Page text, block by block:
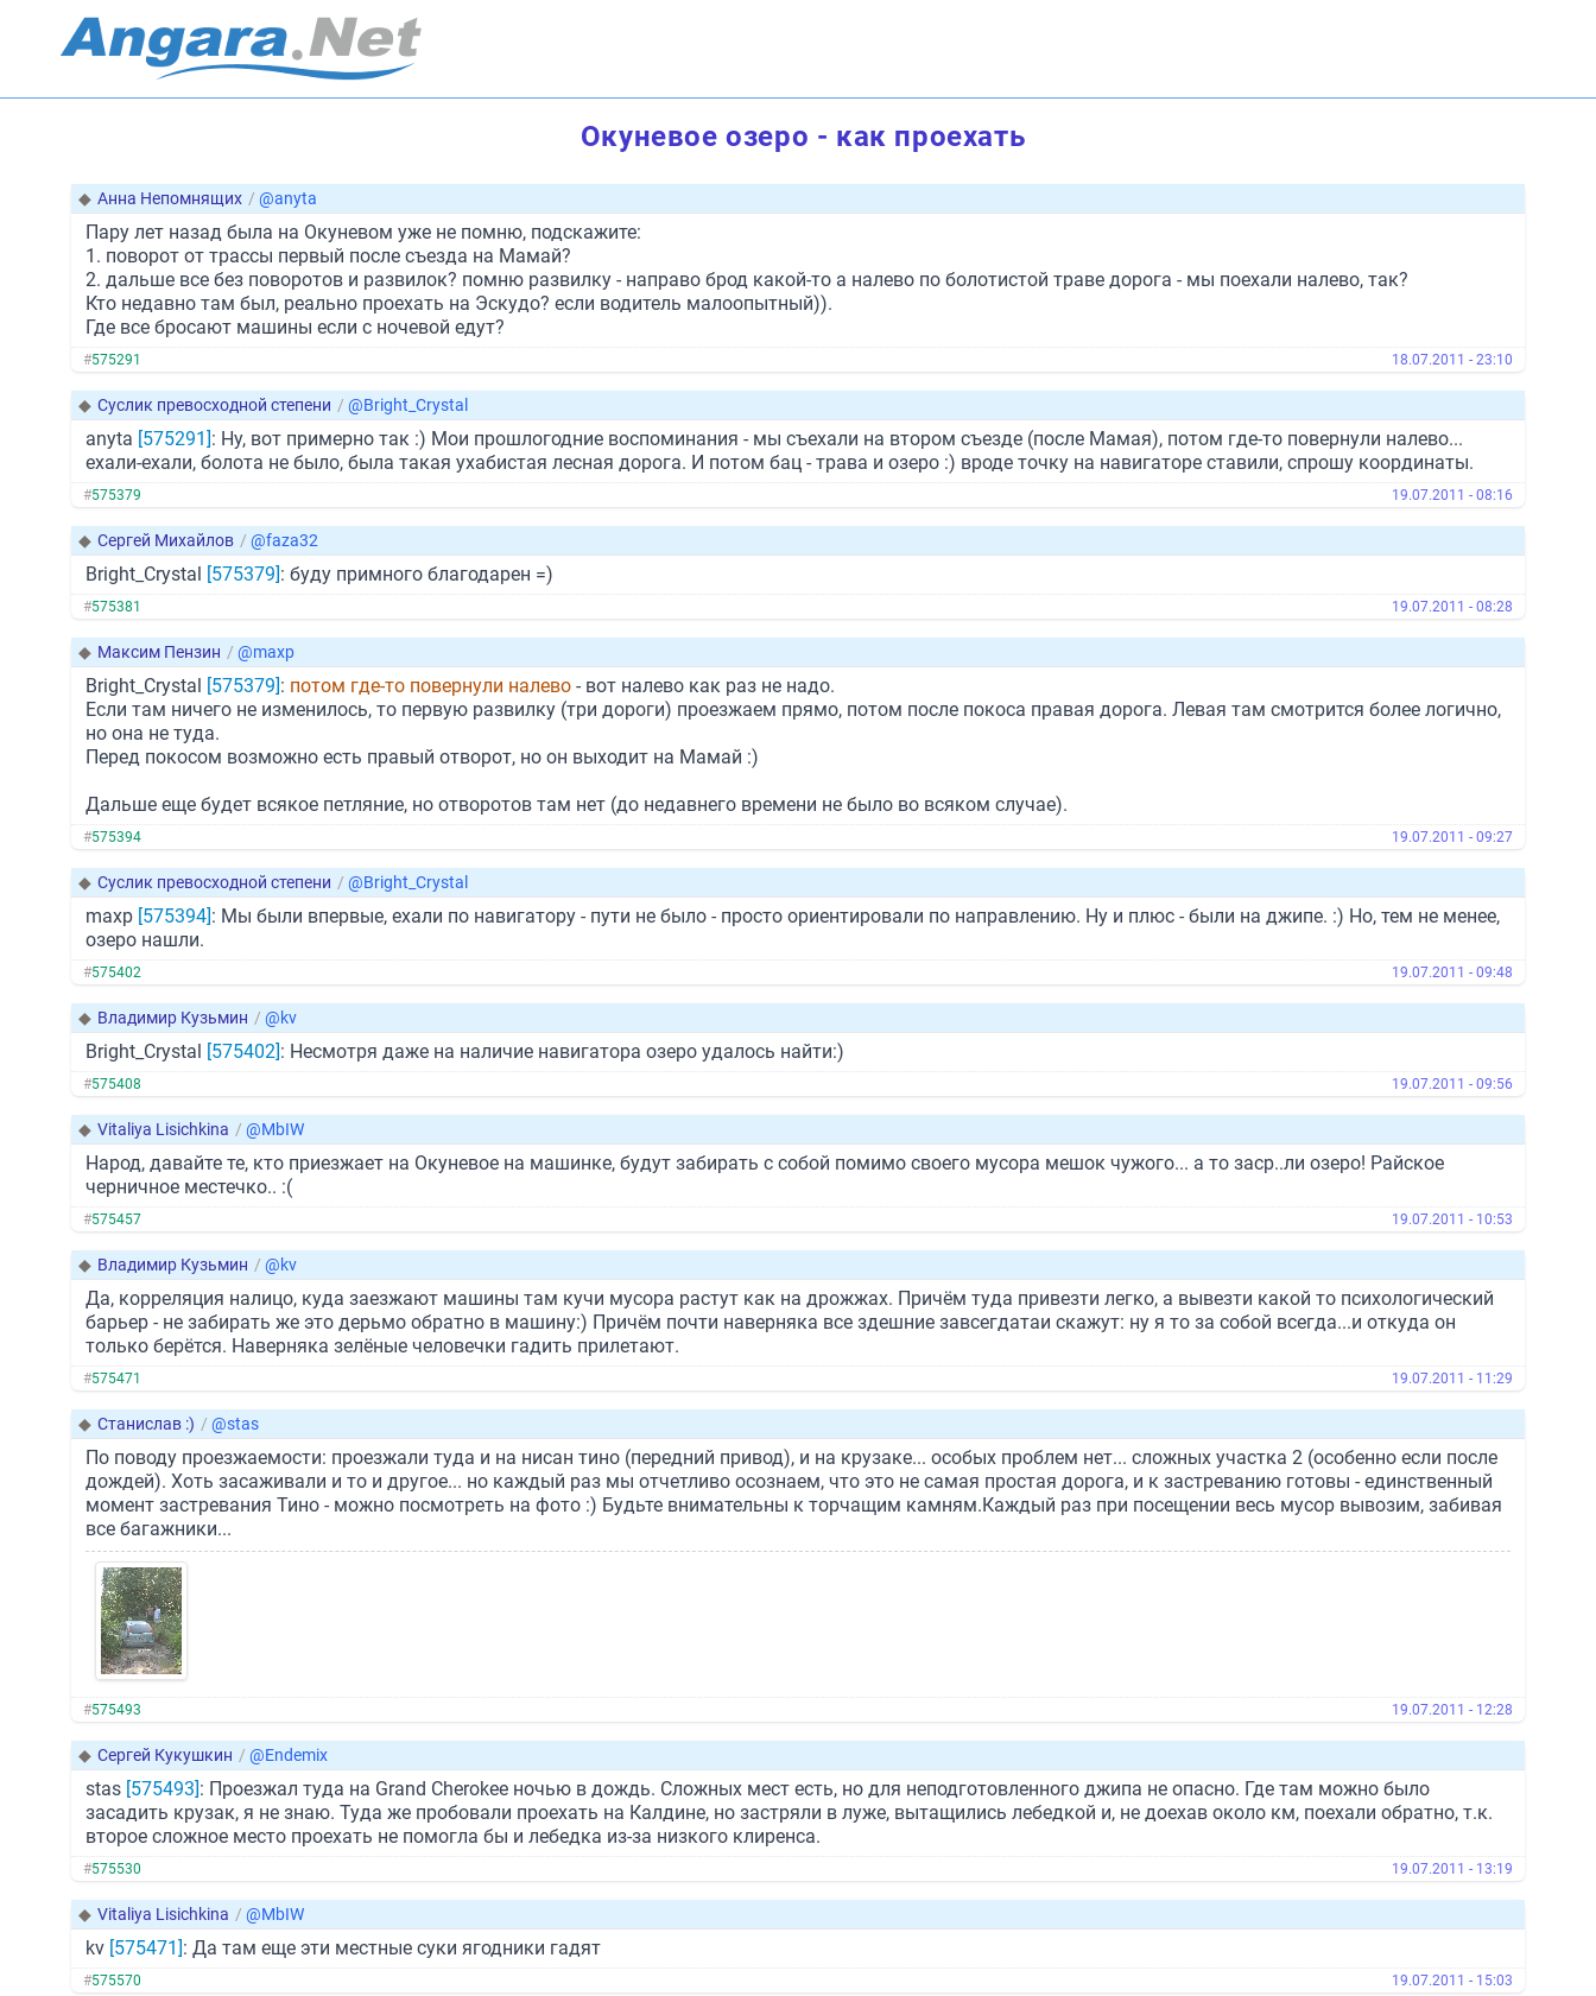
Окуневое озеро - как проехать
◆ Анна Непомнящих / @anyta
Пару лет назад была на Окуневом уже не помню, подскажите:
1. поворот от трассы первый после съезда на Мамай?
2. дальше все без поворотов и развилок? помню развилку - направо брод какой-то а налево по болотистой траве дорога - мы поехали налево, так?
Кто недавно там был, реально проехать на Эскудо? если водитель малоопытный)).
Где все бросают машины если с ночевой едут?
#575291 18.07.2011 - 23:10
◆ Суслик превосходной степени / @Bright_Crystal
anyta [575291]: Ну, вот примерно так :) Мои прошлогодние воспоминания - мы съехали на втором съезде (после Мамая), потом где-то повернули налево...
ехали-ехали, болота не было, была такая ухабистая лесная дорога. И потом бац - трава и озеро :) вроде точку на навигаторе ставили, спрошу координаты.
#575379 19.07.2011 - 08:16
◆ Сергей Михайлов / @faza32
Bright_Crystal [575379]: буду примного благодарен =)
#575381 19.07.2011 - 08:28
◆ Максим Пензин / @maxp
Bright_Crystal [575379]: потом где-то повернули налево - вот налево как раз не надо.
Если там ничего не изменилось, то первую развилку (три дороги) проезжаем прямо, потом после покоса правая дорога. Левая там смотрится более логично,
но она не туда.
Перед покосом возможно есть правый отворот, но он выходит на Мамай :)
Дальше еще будет всякое петляние, но отворотов там нет (до недавнего времени не было во всяком случае).
#575394 19.07.2011 - 09:27
◆ Суслик превосходной степени / @Bright_Crystal
maxp [575394]: Мы были впервые, ехали по навигатору - пути не было - просто ориентировали по направлению. Ну и плюс - были на джипе. :) Но, тем не менее,
озеро нашли.
#575402 19.07.2011 - 09:48
◆ Владимир Кузьмин / @kv
Bright_Crystal [575402]: Несмотря даже на наличие навигатора озеро удалось найти:)
#575408 19.07.2011 - 09:56
◆ Vitaliya Lisichkina / @MbIW
Народ, давайте те, кто приезжает на Окуневое на машинке, будут забирать с собой помимо своего мусора мешок чужого... а то заср..ли озеро! Райское
черничное местечко.. :(
#575457 19.07.2011 - 10:53
◆ Владимир Кузьмин / @kv
Да, корреляция налицо, куда заезжают машины там кучи мусора растут как на дрожжах. Причём туда привезти легко, а вывезти какой то психологический
барьер - не забирать же это дерьмо обратно в машину:) Причём почти наверняка все здешние завсегдатаи скажут: ну я то за собой всегда...и откуда он
только берётся. Наверняка зелёные человечки гадить прилетают.
#575471 19.07.2011 - 11:29
◆ Станислав :) / @stas
По поводу проезжаемости: проезжали туда и на нисан тино (передний привод), и на крузаке... особых проблем нет... сложных участка 2 (особенно если после
дождей). Хоть засаживали и то и другое... но каждый раз мы отчетливо осознаем, что это не самая простая дорога, и к застреванию готовы - единственный
момент застревания Тино - можно посмотреть на фото :) Будьте внимательны к торчащим камням.Каждый раз при посещении весь мусор вывозим, забивая
все багажники...
#575493 19.07.2011 - 12:28
◆ Сергей Кукушкин / @Endemix
stas [575493]: Проезжал туда на Grand Cherokee ночью в дождь. Сложных мест есть, но для неподготовленного джипа не опасно. Где там можно было
засадить крузак, я не знаю. Туда же пробовали проехать на Калдине, но застряли в луже, вытащились лебедкой и, не доехав около км, поехали обратно, т.к.
второе сложное место проехать не помогла бы и лебедка из-за низкого клиренса.
#575530 19.07.2011 - 13:19
◆ Vitaliya Lisichkina / @MbIW
kv [575471]: Да там еще эти местные суки ягодники гадят
#575570 19.07.2011 - 15:03